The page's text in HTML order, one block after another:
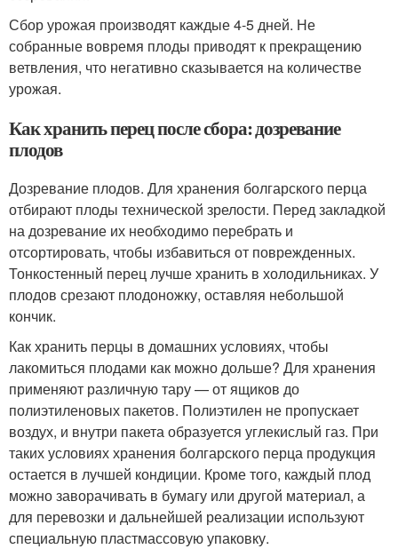
Сбор урожая производят каждые 4-5 дней. Не
собранные вовремя плоды приводят к прекращению
ветвления, что негативно сказывается на количестве
урожая.
Как хранить перец после сбора: дозревание
плодов
Дозревание плодов. Для хранения болгарского перца
отбирают плоды технической зрелости. Перед закладкой
на дозревание их необходимо перебрать и
отсортировать, чтобы избавиться от поврежденных.
Тонкостенный перец лучше хранить в холодильниках. У
плодов срезают плодоножку, оставляя небольшой
кончик.
Как хранить перцы в домашних условиях, чтобы
лакомиться плодами как можно дольше? Для хранения
применяют различную тару — от ящиков до
полиэтиленовых пакетов. Полиэтилен не пропускает
воздух, и внутри пакета образуется углекислый газ. При
таких условиях хранения болгарского перца продукция
остается в лучшей кондиции. Кроме того, каждый плод
можно заворачивать в бумагу или другой материал, а
для перевозки и дальнейшей реализации используют
специальную пластмассовую упаковку.